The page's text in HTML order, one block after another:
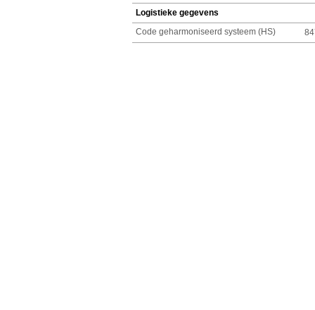
Logistieke gegevens
Code geharmoniseerd systeem (HS)